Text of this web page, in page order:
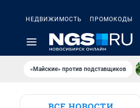
НЕДВИЖИМОСТЬ ПРОМОКОДЫ
«Майские» против подставщиков